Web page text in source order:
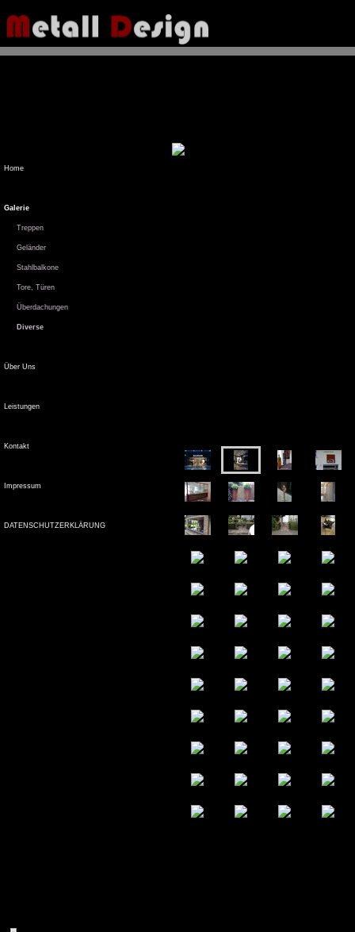
Home
Galerie
Treppen
Geländer
Stahlbalkone
Tore, Türen
Überdachungen
Diverse
Über Uns
Leistungen
Kontakt
Impressum
DATENSCHUTZERKLÄRUNG